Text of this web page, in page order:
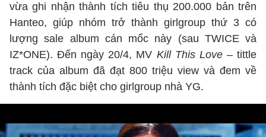
vừa ghi nhận thành tích tiêu thụ 200.000 bản trên
Hanteo, giúp nhóm trở thành girlgroup thứ 3 có
lượng sale album cán mốc này (sau TWICE và
IZ*ONE). Đến ngày 20/4, MV Kill This Love– tittle
track của album đã đạt 800 triệu view và đem về
thành tích đặc biệt cho girlgroup nhà YG.